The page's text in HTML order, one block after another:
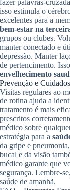
fazer palavras-
isso estimula o
excelentes para a
bem-estar na
grupos ou clubes.
manter conectado e
depressão. Manter
de pertencimento.
envelhecimento
Prevenção e
Visitas regulares ao
de rotina ajuda a
tratamento é mais
prescritos
médico sobre
estratégia para a
da gripe e
bucal e da visão
médico garante que
segurança. Lembre-
saúde de amanhã.